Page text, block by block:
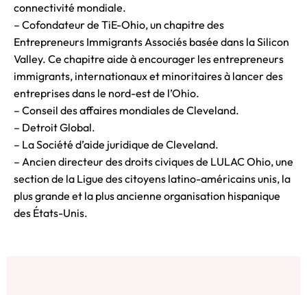
connectivité mondiale.
– Cofondateur de TiE-Ohio, un chapitre des
Entrepreneurs Immigrants Associés basée dans la Silicon
Valley. Ce chapitre aide à encourager les entrepreneurs
immigrants, internationaux et minoritaires à lancer des
entreprises dans le nord-est de l’Ohio.
– Conseil des affaires mondiales de Cleveland.
– Detroit Global.
– La Société d’aide juridique de Cleveland.
– Ancien directeur des droits civiques de LULAC Ohio, une
section de la Ligue des citoyens latino-américains unis, la
plus grande et la plus ancienne organisation hispanique
des États-Unis.